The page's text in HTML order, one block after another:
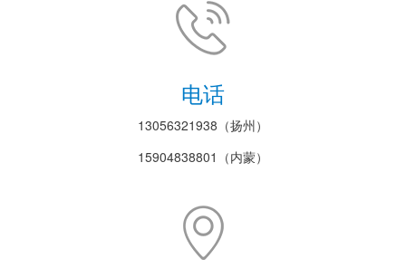
电话
13056321938（扬州）
15904838801（内蒙）